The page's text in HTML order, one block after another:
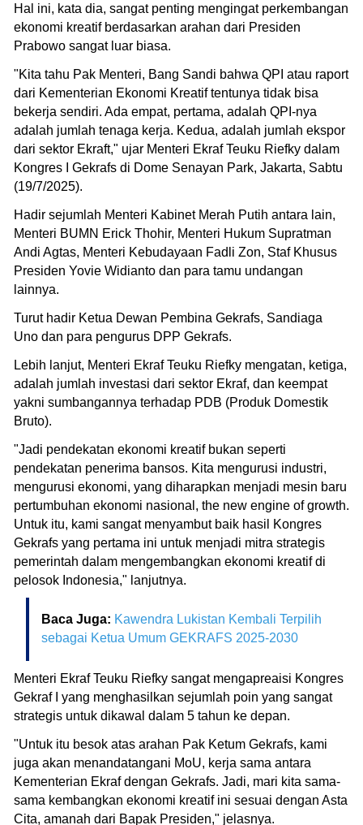
Hal ini, kata dia, sangat penting mengingat perkembangan
ekonomi kreatif berdasarkan arahan dari Presiden
Prabowo sangat luar biasa.
"Kita tahu Pak Menteri, Bang Sandi bahwa QPI atau raport
dari Kementerian Ekonomi Kreatif tentunya tidak bisa
bekerja sendiri. Ada empat, pertama, adalah QPI-nya
adalah jumlah tenaga kerja. Kedua, adalah jumlah ekspor
dari sektor Ekraft," ujar Menteri Ekraf Teuku Riefky dalam
Kongres I Gekrafs di Dome Senayan Park, Jakarta, Sabtu
(19/7/2025).
Hadir sejumlah Menteri Kabinet Merah Putih antara lain,
Menteri BUMN Erick Thohir, Menteri Hukum Supratman
Andi Agtas, Menteri Kebudayaan Fadli Zon, Staf Khusus
Presiden Yovie Widianto dan para tamu undangan
lainnya.
Turut hadir Ketua Dewan Pembina Gekrafs, Sandiaga
Uno dan para pengurus DPP Gekrafs.
Lebih lanjut, Menteri Ekraf Teuku Riefky mengatan, ketiga,
adalah jumlah investasi dari sektor Ekraf, dan keempat
yakni sumbangannya terhadap PDB (Produk Domestik
Bruto).
"Jadi pendekatan ekonomi kreatif bukan seperti
pendekatan penerima bansos. Kita mengurusi industri,
mengurusi ekonomi, yang diharapkan menjadi mesin baru
pertumbuhan ekonomi nasional, the new engine of growth.
Untuk itu, kami sangat menyambut baik hasil Kongres
Gekrafs yang pertama ini untuk menjadi mitra strategis
pemerintah dalam mengembangkan ekonomi kreatif di
pelosok Indonesia," lanjutnya.
Baca Juga: Kawendra Lukistan Kembali Terpilih
sebagai Ketua Umum GEKRAFS 2025-2030
Menteri Ekraf Teuku Riefky sangat mengapreaisi Kongres
Gekraf I yang menghasilkan sejumlah poin yang sangat
strategis untuk dikawal dalam 5 tahun ke depan.
"Untuk itu besok atas arahan Pak Ketum Gekrafs, kami
juga akan menandatangani MoU, kerja sama antara
Kementerian Ekraf dengan Gekrafs. Jadi, mari kita sama-
sama kembangkan ekonomi kreatif ini sesuai dengan Asta
Cita, amanah dari Bapak Presiden," jelasnya.